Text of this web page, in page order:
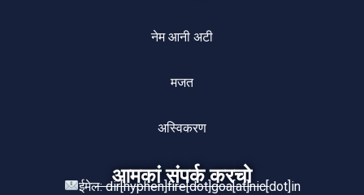
नेम आनी अटी
मजत
अस्विकरण
आमकां संपर्क करचो
ईमेल: dir[hyphen]fire[dot]goa[at]nic[dot]in